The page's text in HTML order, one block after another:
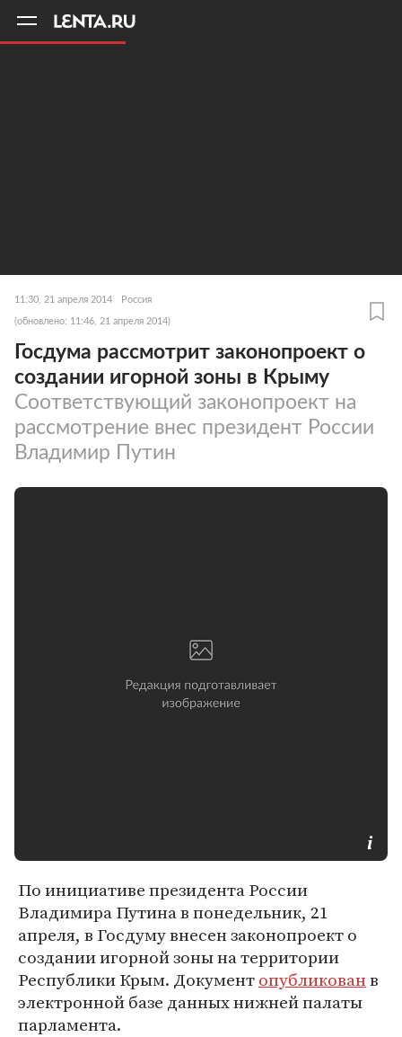
11:30, 21 апреля 2014 Россия
(обновлено: 11:46, 21 апреля 2014)
Госдума рассмотрит законопроект о
создании игорной зоны в Крыму
Соответствующий законопроект на
рассмотрение внес президент России
Владимир Путин
По инициативе президента России
Владимира Путина в понедельник, 21
апреля, в Госдуму внесен законопроект о
создании игорной зоны на территории
Республики Крым. Документопубликованв
электронной базе данных нижней палаты
парламента.